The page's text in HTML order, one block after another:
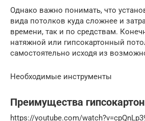
Однако важно понимать, что
вида потолков куда сложнее и
времени, так и по средствам.
натяжной или гипсокартонный
самостоятельно исходя из
Необходимые инструменты
Преимущества
https://youtube.com/